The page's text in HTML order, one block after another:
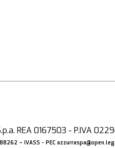
REA 0167503 - P.IVA
–IVASS - PEC